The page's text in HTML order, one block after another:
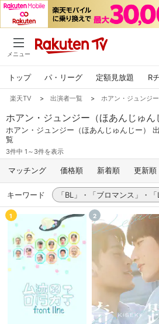
メニュー
トップ パ・リーグ 定額見放題 R
楽天TV > 出演者一覧 > ホアン・ジュンジ
ホアン・ジュンジー（ほあんじゅん
ホアン・ジュンジー（ほあんじゅんじー）
覧
3件中 1～3件を表示
マッチング 価格順 新着順 更新順
キーワード 「BL」・「ブロマンス」・
1 2